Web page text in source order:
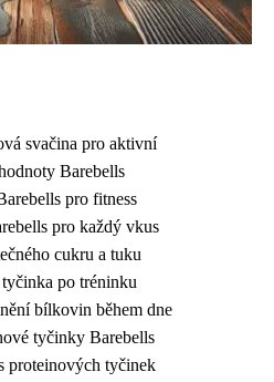
svačina pro aktivní
Barebells
pro fitness
pro každý vkus
cukru a tuku
po tréninku
bílkovin během dne
tyčinky Barebells
proteinových tyčinek